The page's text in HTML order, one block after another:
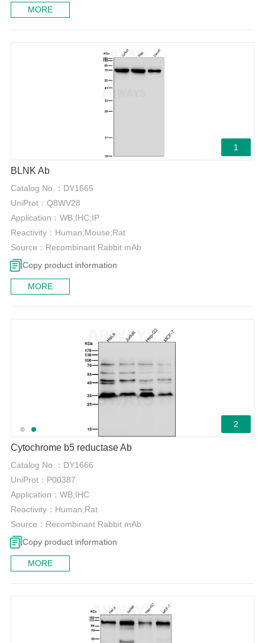
MORE
1
BLNK Ab
Catalog No.： DY1665
UniProt： Q8WV28
Application： WB;IHC;IP
Reactivity： Human;Mouse;Rat
Source： Recombinant Rabbit mAb
Copy product information
MORE
2
Cytochrome b5 reductase Ab
Catalog No.： DY1666
UniProt： P00387
Application： WB;IHC
Reactivity： Human;Rat
Source： Recombinant Rabbit mAb
Copy product information
MORE